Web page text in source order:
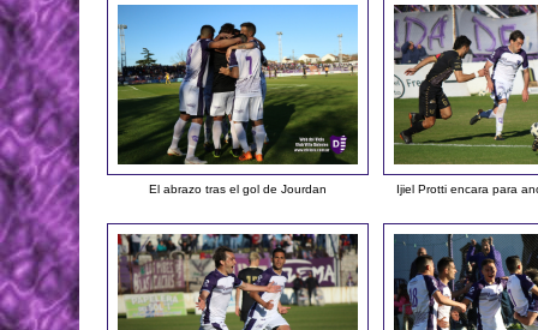
El abrazo tras el gol de Jourdan Ijiel Protti encara para